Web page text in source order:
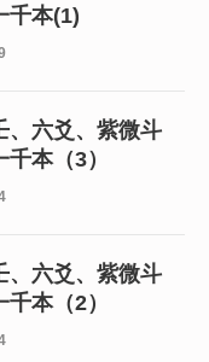
千本(1)
、六爻、紫微斗
本（3）
、六爻、紫微斗
本（2）